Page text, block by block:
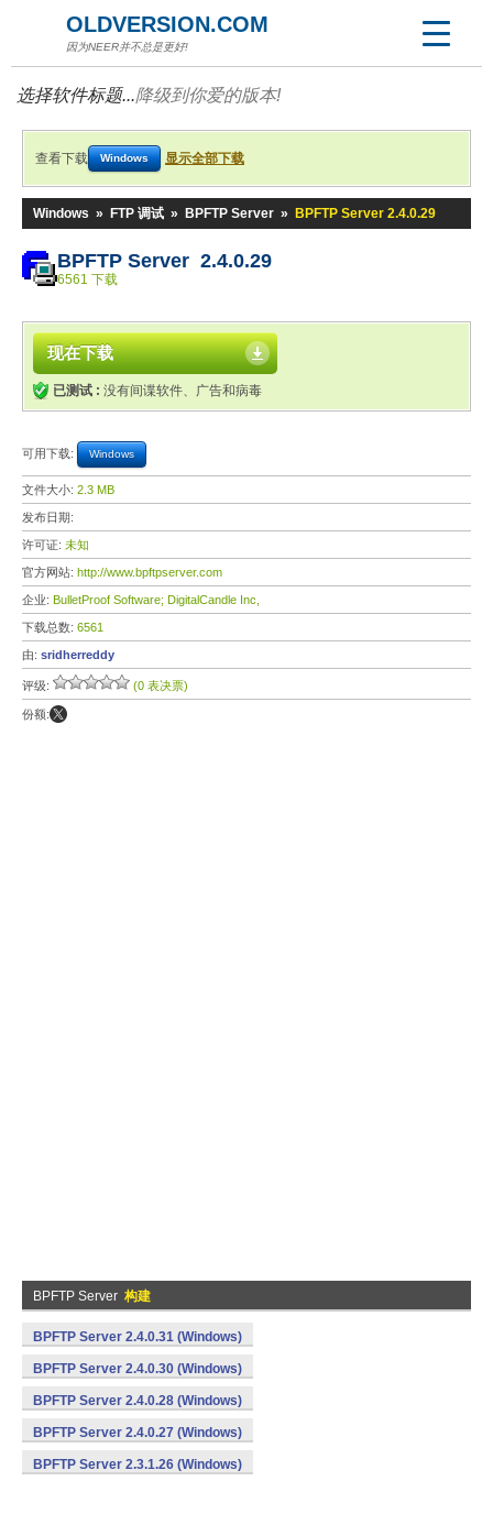
OLDVERSION.COM
因为NEER并不总是更好!
选择软件标题...降级到你爱的版本!
查看下载 Windows 显示全部下载
Windows » FTP 调试 » BPFTP Server » BPFTP Server 2.4.0.29
BPFTP Server 2.4.0.29
6561 下载
现在下载
已测试 : 没有间谍软件、广告和病毒
可用下载: Windows
文件大小: 2.3 MB
发布日期:
许可证: 未知
官方网站: http://www.bpftpserver.com
企业: BulletProof Software; DigitalCandle Inc,
下载总数: 6561
由: sridherreddy
评级: (0 表决票)
份额:
BPFTP Server 构建
BPFTP Server 2.4.0.31 (Windows)
BPFTP Server 2.4.0.30 (Windows)
BPFTP Server 2.4.0.28 (Windows)
BPFTP Server 2.4.0.27 (Windows)
BPFTP Server 2.3.1.26 (Windows)